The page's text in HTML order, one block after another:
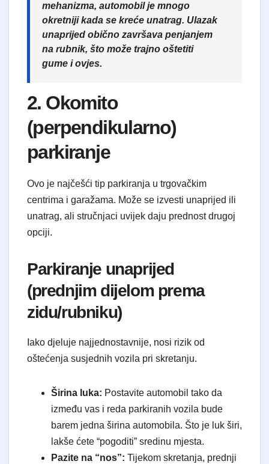
mehanizma, automobil je mnogo
okretniji kada se kreće unatrag. Ulazak
unaprijed obično završava penjanjem
na rubnik, što može trajno oštetiti
gume i ovjes.
2. Okomito
(perpendikularno)
parkiranje
Ovo je najčešći tip parkiranja u trgovačkim
centrima i garažama. Može se izvesti unaprijed ili
unatrag, ali stručnjaci uvijek daju prednost drugoj
opciji.
Parkiranje unaprijed
(prednjim dijelom prema
zidu/rubniku)
Iako djeluje najjednostavnije, nosi rizik od
oštećenja susjednih vozila pri skretanju.
Širina luka: Postavite automobil tako da
između vas i reda parkiranih vozila bude
barem jedna širina automobila. Što je luk širi,
lakše ćete “pogoditi” sredinu mjesta.
Pazite na “nos”: Tijekom skretanja, prednji